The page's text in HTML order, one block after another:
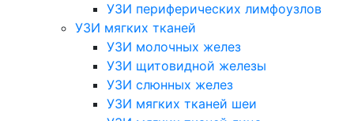
УЗИ периферических лимфоузлов
УЗИ мягких тканей
УЗИ молочных желез
УЗИ щитовидной железы
УЗИ слюнных желез
УЗИ мягких тканей шеи